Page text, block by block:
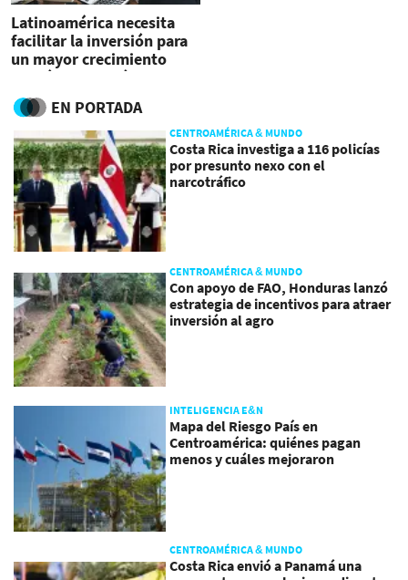
Latinoamérica necesita
facilitar la inversión para
un mayor crecimiento
económico, según OCDE
EN PORTADA
CENTROAMÉRICA & MUNDO
Costa Rica investiga a 116 policías
por presunto nexo con el
narcotráfico
CENTROAMÉRICA & MUNDO
Con apoyo de FAO, Honduras lanzó
estrategia de incentivos para atraer
inversión al agro
INTELIGENCIA E&N
Mapa del Riesgo País en
Centroamérica: quiénes pagan
menos y cuáles mejoraron
CENTROAMÉRICA & MUNDO
Costa Rica envió a Panamá una